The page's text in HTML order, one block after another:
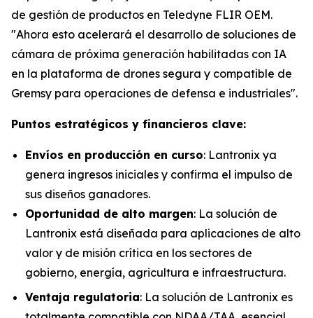
de gestión de productos en Teledyne FLIR OEM.
"Ahora esto acelerará el desarrollo de soluciones de
cámara de próxima generación habilitadas con IA
en la plataforma de drones segura y compatible de
Gremsy para operaciones de defensa e industriales".
Puntos estratégicos y financieros clave:
Envíos en producción en curso: Lantronix ya
genera ingresos iniciales y confirma el impulso de
sus diseños ganadores.
Oportunidad de alto margen: La solución de
Lantronix está diseñada para aplicaciones de alto
valor y de misión crítica en los sectores de
gobierno, energía, agricultura e infraestructura.
Ventaja regulatoria: La solución de Lantronix es